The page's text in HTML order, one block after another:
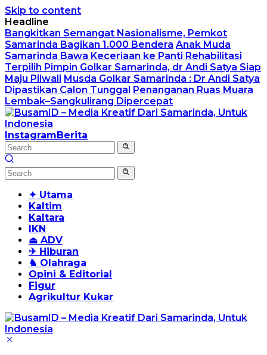
Skip to content
Headline
Bangkitkan Semangat Nasionalisme, Pemkot
Samarinda Bagikan 1.000 Bendera Anak Muda
Samarinda Bawa Keceriaan ke Panti Rehabilitasi
Terpilih Pimpin Golkar Samarinda, dr Andi Satya Siap
Maju Pilwali Musda Golkar Samarinda : Dr Andi Satya
Dipastikan Calon Tunggal Penanganan Ruas Muara
Lembak–Sangkulirang Dipercepat
InstagramBerita
✦ Utama
Kaltim
Kaltara
IKN
⏏ ADV
✈ Hiburan
♞ Olahraga
Opini & Editorial
Figur
Agrikultur Kukar